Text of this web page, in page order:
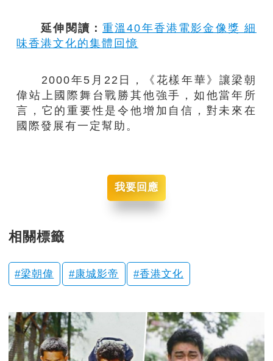
延伸閱讀：重溫40年香港電影金像獎 細
味香港文化的集體回憶
2000年5月22日，《花樣年華》讓梁朝
偉站上國際舞台戰勝其他強手，如他當年所
言，它的重要性是令他增加自信，對未來在
國際發展有一定幫助。
我要回應
相關標籤
梁朝偉 康城影帝 香港文化